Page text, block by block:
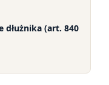
dłużnika (art. 840